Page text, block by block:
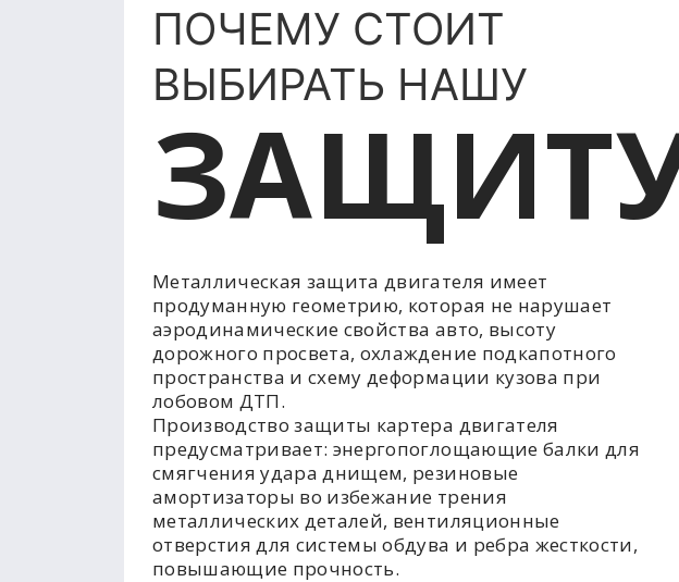
ПОЧЕМУ СТОИТ
ВЫБИРАТЬ НАШУ
Металлическая защита двигателя имеет
продуманную геометрию, которая не нарушает
аэродинамические свойства авто, высоту
дорожного просвета, охлаждение подкапотного
пространства и схему деформации кузова при
лобовом ДТП.
Производство защиты картера двигателя
предусматривает: энергопоглощающие балки для
смягчения удара днищем, резиновые
амортизаторы во избежание трения
металлических деталей, вентиляционные
отверстия для системы обдува и ребра жесткости,
повышающие прочность.